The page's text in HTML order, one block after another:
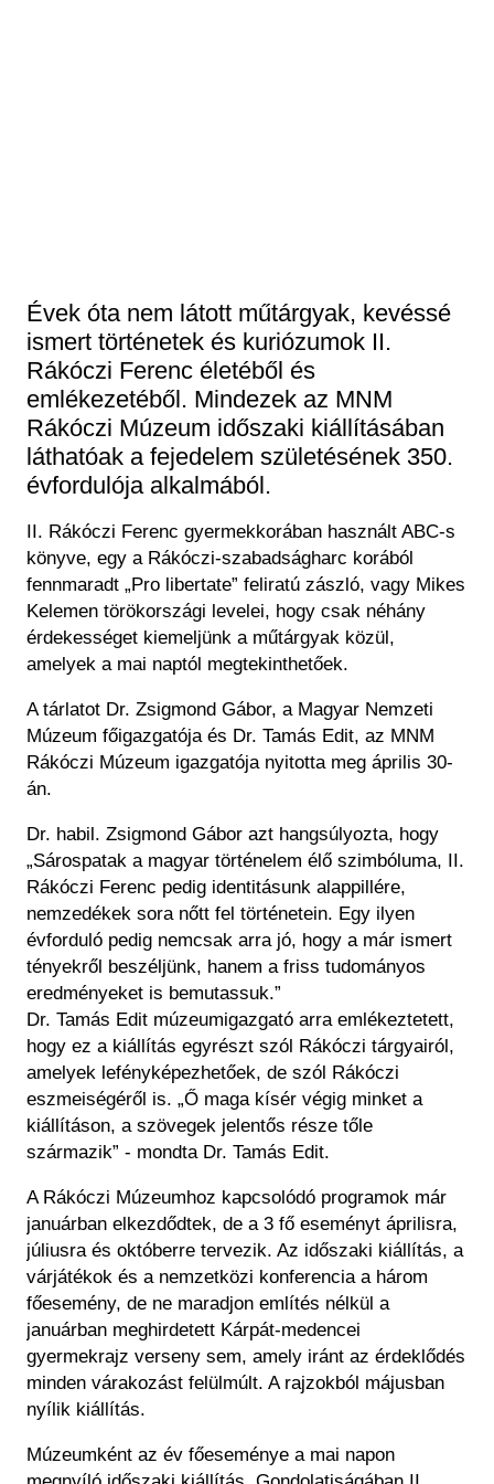
Évek óta nem látott műtárgyak, kevéssé
ismert történetek és kuriózumok II.
Rákóczi Ferenc életéből és
emlékezetéből. Mindezek az MNM
Rákóczi Múzeum időszaki kiállításában
láthatóak a fejedelem születésének 350.
évfordulója alkalmából.
II. Rákóczi Ferenc gyermekkorában használt ABC-s
könyve, egy a Rákóczi-szabadságharc korából
fennmaradt „Pro libertate” feliratú zászló, vagy Mikes
Kelemen törökországi levelei, hogy csak néhány
érdekességet kiemeljünk a műtárgyak közül,
amelyek a mai naptól megtekinthetőek.
A tárlatot Dr. Zsigmond Gábor, a Magyar Nemzeti
Múzeum főigazgatója és Dr. Tamás Edit, az MNM
Rákóczi Múzeum igazgatója nyitotta meg április 30-
án.
Dr. habil. Zsigmond Gábor azt hangsúlyozta, hogy
„Sárospatak a magyar történelem élő szimbóluma, II.
Rákóczi Ferenc pedig identitásunk alappillére,
nemzedékek sora nőtt fel történetein. Egy ilyen
évforduló pedig nemcsak arra jó, hogy a már ismert
tényekről beszéljünk, hanem a friss tudományos
eredményeket is bemutassuk.”
Dr. Tamás Edit múzeumigazgató arra emlékeztetett,
hogy ez a kiállítás egyrészt szól Rákóczi tárgyairól,
amelyek lefényképezhetőek, de szól Rákóczi
eszmeiségéről is. „Ő maga kísér végig minket a
kiállításon, a szövegek jelentős része tőle
származik” - mondta Dr. Tamás Edit.
A Rákóczi Múzeumhoz kapcsolódó programok már
januárban elkezdődtek, de a 3 fő eseményt áprilisra,
júliusra és októberre tervezik. Az időszaki kiállítás, a
várjátékok és a nemzetközi konferencia a három
főesemény, de ne maradjon említés nélkül a
januárban meghirdetett Kárpát-medencei
gyermekrajz verseny sem, amely iránt az érdeklődés
minden várakozást felülmúlt. A rajzokból májusban
nyílik kiállítás.
Múzeumként az év főeseménye a mai napon